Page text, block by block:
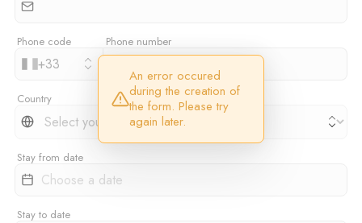
Phone code
+33
Phone number
Country
Stay from date
Stay to date
An error occured
during the creation of
the form. Please try
again later.